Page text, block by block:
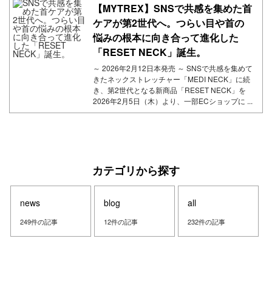
【MYTREX】SNSで共感を集めた首
ケアが第2世代へ。つらい目や首の
悩みの根本に向き合って進化した
「RESET NECK」誕生。
～ 2026年2月12日本発売 ～ SNSで共感を集めて
きたネックストレッチャー「MEDI NECK」に続
き、第2世代となる新商品「RESET NECK」を
2026年2月5日（木）より、一部ECショップに ...
カテゴリから探す
news
249件の記事
blog
12件の記事
all
232件の記事